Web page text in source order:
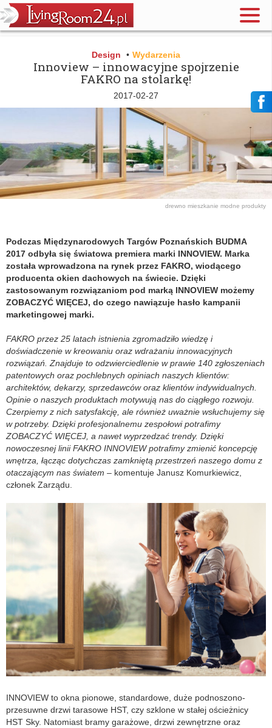
Design • Wydarzenia
Innoview – innowacyjne spojrzenie
FAKRO na stolarkę!
2017-02-27
drewno mieszkanie modne produkty
Podczas Międzynarodowych Targów Poznańskich BUDMA
2017 odbyła się światowa premiera marki INNOVIEW. Marka
została wprowadzona na rynek przez FAKRO, wiodącego
producenta okien dachowych na świecie. Dzięki
zastosowanym rozwiązaniom pod marką INNOVIEW możemy
ZOBACZYĆ WIĘCEJ, do czego nawiązuje hasło kampanii
marketingowej marki.
FAKRO przez 25 latach istnienia zgromadziło wiedzę i
doświadczenie w kreowaniu oraz wdrażaniu innowacyjnych
rozwiązań. Znajduje to odzwierciedlenie w prawie 140 zgłoszeniach
patentowych oraz pochlebnych opiniach naszych klientów:
architektów, dekarzy, sprzedawców oraz klientów indywidualnych.
Opinie o naszych produktach motywują nas do ciągłego rozwoju.
Czerpiemy z nich satysfakcję, ale również uważnie wsłuchujemy się
w potrzeby. Dzięki profesjonalnemu zespołowi potrafimy
ZOBACZYĆ WIĘCEJ, a nawet wyprzedzać trendy. Dzięki
nowoczesnej linii FAKRO INNOVIEW potrafimy zmienić koncepcję
wnętrza, łącząc dotychczas zamkniętą przestrzeń naszego domu z
otaczającym nas światem – komentuje Janusz Komurkiewicz,
członek Zarządu.
INNOVIEW to okna pionowe, standardowe, duże podnoszono-
przesuwne drzwi tarasowe HST, czy szklone w stałej ościeżnicy
HST Sky. Natomiast bramy garażowe, drzwi zewnętrzne oraz